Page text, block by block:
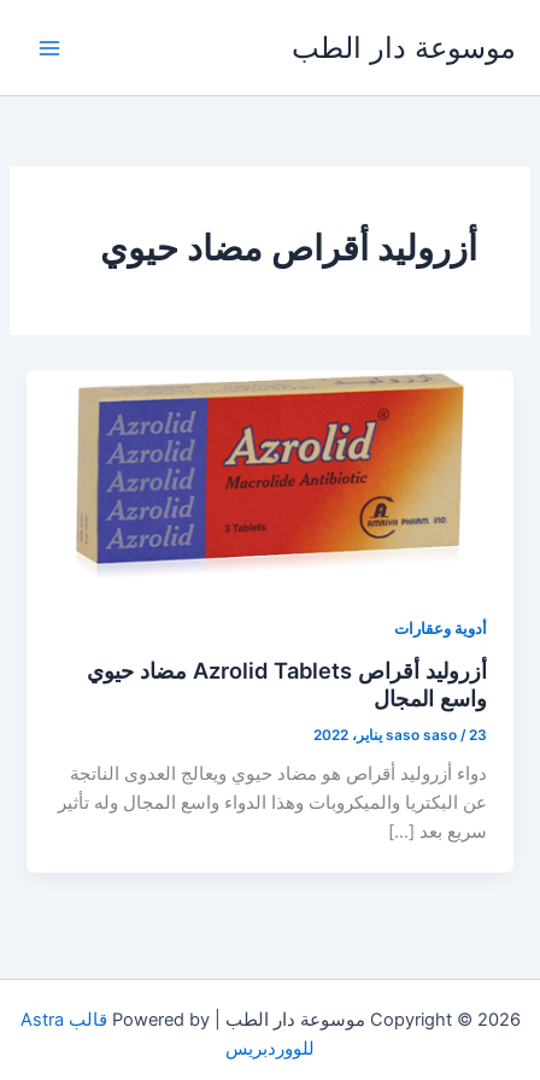
المحتوى
موسوعة دار الطب
أزروليد أقراص مضاد حيوي
أدوية وعقارات
أزروليد أقراص Azrolid Tablets مضاد حيوي
واسع المجال
saso saso /23 يناير، 2022
دواء أزروليد أقراص هو مضاد حيوي ويعالج العدوى الناتجة
عن البكتريا والميكروبات وهذا الدواء واسع المجال وله تأثير
سريع بعد […]
Copyright © 2026 موسوعة دار الطب | Powered by
قالب Astra
للووردبريس